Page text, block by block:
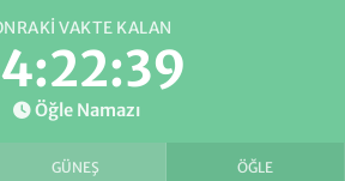
VAKTE KALAN
Öğle Namazı
GÜNEŞ ÖĞLE